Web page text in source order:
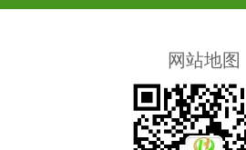
网站地图